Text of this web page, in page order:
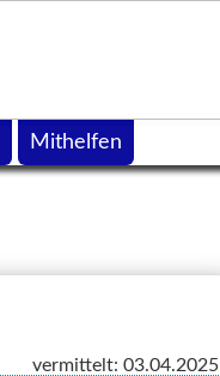
vermittelt: 03.04.2025
Mithelfen